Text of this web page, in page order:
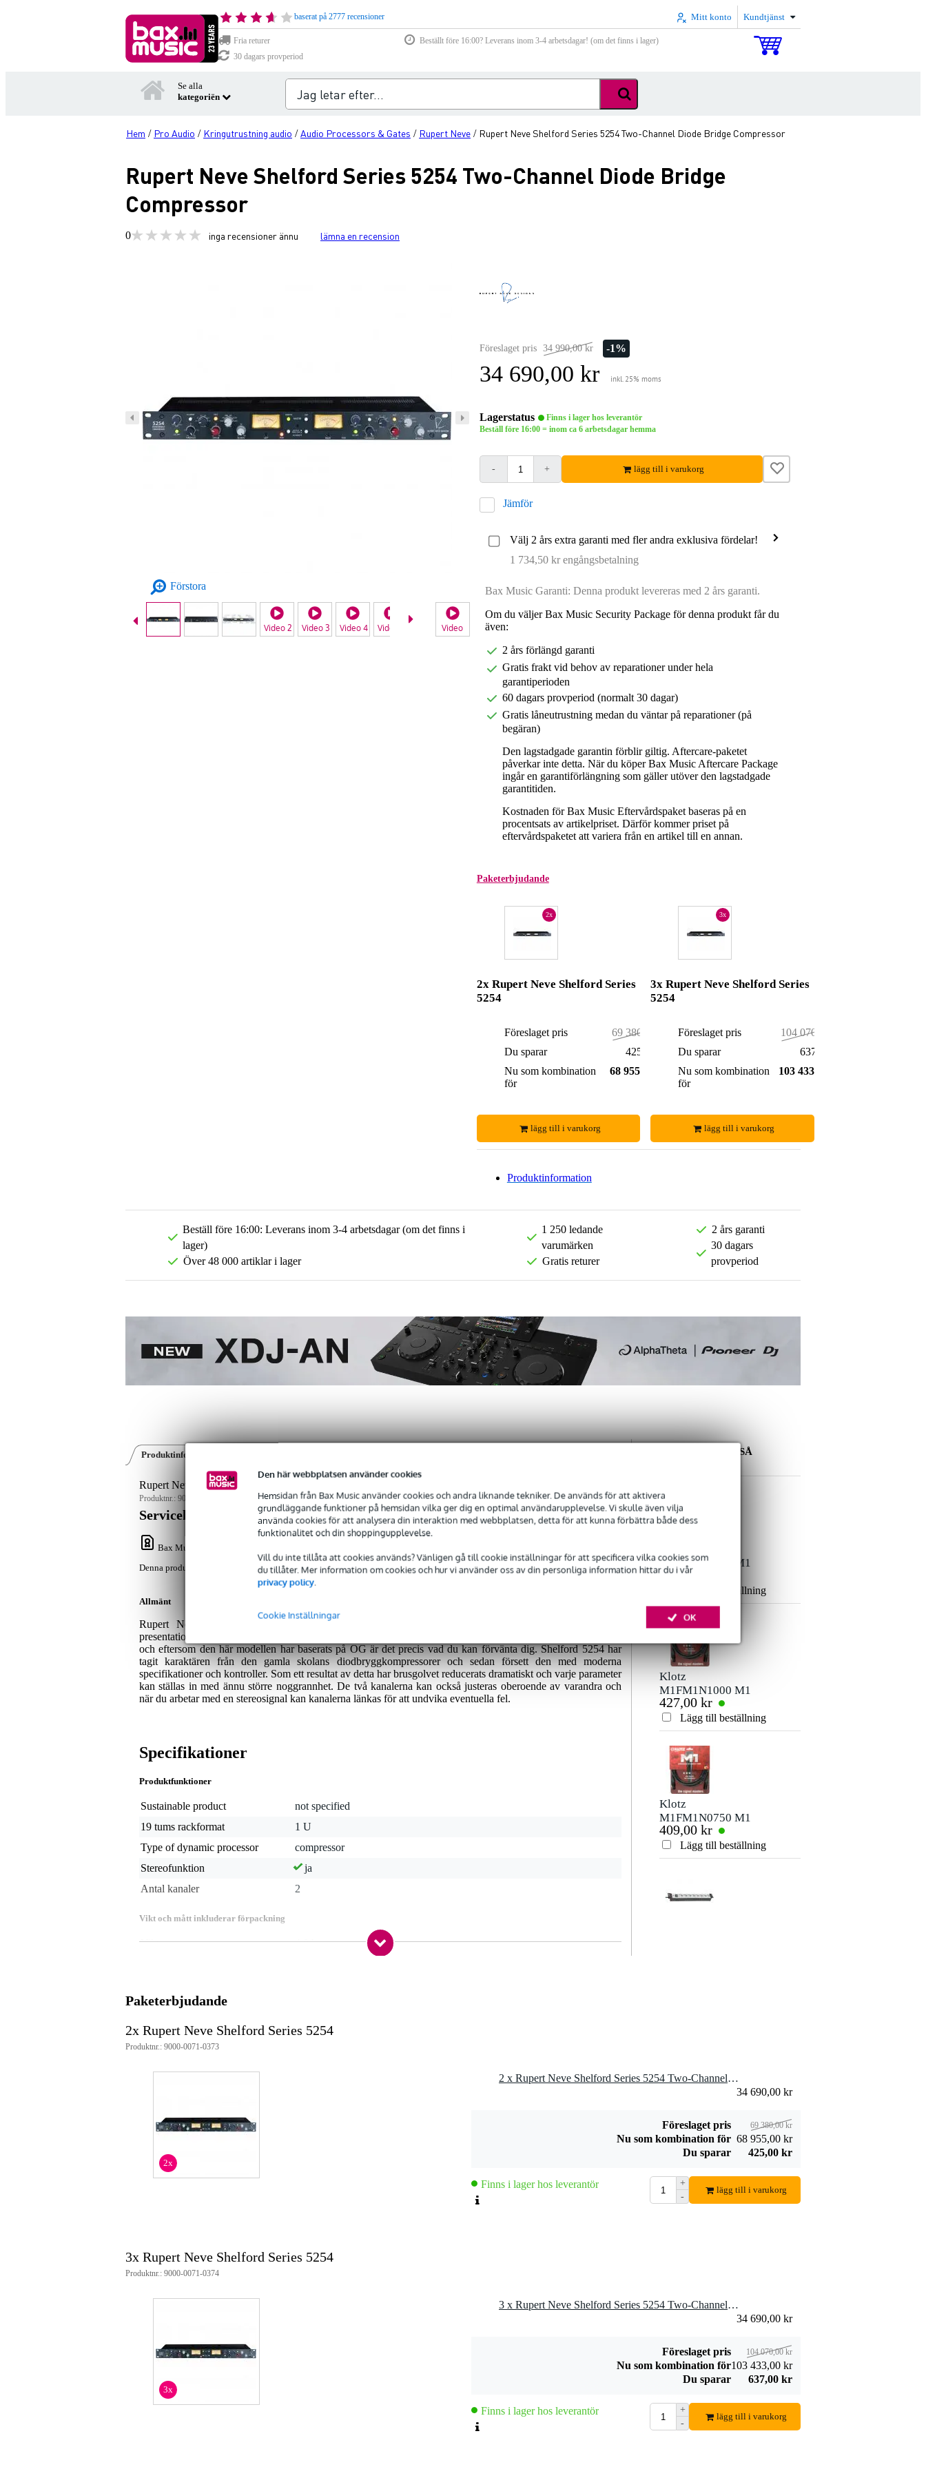
Den här webbplatsen använder cookies
Hemsidan från Bax Music använder cookies och andra liknande tekniker. De används för att aktivera
grundläggande funktioner på hemsidan vilka ger dig en optimal användarupplevelse. Vi skulle även vilja
använda cookies för att analysera din interaktion med webbplatsen, detta för att kunna förbättra både dess
funktionalitet och din shoppingupplevelse.
Vill du inte tillåta att cookies används? Vänligen gå till cookie inställningar för att specificera vilka cookies som
du tillåter. Mer information om cookies och hur vi använder oss av din personliga information hittar du i vår
privacy policy.
OK
Cookie Inställningar
baserat på 2777 recensioner Mitt konto Kundtjänst
Fria returer
Beställt före 16:00? Leverans inom 3-4 arbetsdagar! (om det finns i lager)
30 dagars provperiod
Se alla
kategoriën
Hem / Pro Audio / Kringutrustning audio /Audio Processors & Gates / Rupert Neve / Rupert Neve Shelford Series 5254 Two-Channel Diode Bridge Compressor
Rupert Neve Shelford Series 5254 Two-Channel Diode Bridge
Compressor
0 inga recensioner ännu lämna en recension
Förstora
Video
Video 2 Video 3 Video 4 Video 5 Video 6 Video 7 Video 8
Föreslaget pris 34 990,00 kr -1%
34 690,00 kr inkl. 25% moms
Lagerstatus
Finns i lager hos leverantör
Beställ före 16:00 = inom ca 6 arbetsdagar hemma
- + lägg till i varukorg
Jämför
Välj 2 års extra garanti med fler andra exklusiva fördelar!
1 734,50 kr engångsbetalning
Bax Music Garanti: Denna produkt levereras med 2 års garanti.
Om du väljer Bax Music Security Package för denna produkt får du
även:
2 års förlängd garanti
Gratis frakt vid behov av reparationer under hela
garantiperioden
60 dagars provperiod (normalt 30 dagar)
Gratis låneutrustning medan du väntar på reparationer (på
begäran)
Den lagstadgade garantin förblir giltig. Aftercare-paketet
påverkar inte detta. När du köper Bax Music Aftercare Package
ingår en garantiförlängning som gäller utöver den lagstadgade
garantitiden.
Kostnaden för Bax Music Eftervårdspaket baseras på en
procentsats av artikelpriset. Därför kommer priset på
eftervårdspaketet att variera från en artikel till en annan.
Paketerbjudande
2x
2x Rupert Neve Shelford Series
5254
Föreslaget pris
69 380,00 kr
Du sparar
425,00 kr
Nu som kombination
för
68 955,00 kr
lägg till i varukorg
3x
3x Rupert Neve Shelford Series
5254
Föreslaget pris
104 070,00 kr
Du sparar
637,00 kr
Nu som kombination
för
103 433,00 kr
lägg till i varukorg
Produktinformation
Beställ före 16:00: Leverans inom 3-4 arbetsdagar (om det finns i
lager)
Över 48 000 artiklar i lager
1 250 ledande
varumärken
Gratis returer
2 års garanti
30 dagars
provperiod
Produktinformation
Rupert Neve Shelford Series 5254 Two-Channel Diode Bridge Compressor
Produktnr.: 9000-0071-0354
Servicelöfte
Bax Music Garanti
Denna produkt levereras med 2 års garanti.
Allmänt
Rupert Neve Shelford Series 5254 tvåkanals diodbryggkompressor behöver knappast någon närmare
presentation. De som är insatta känner redan till "punch" och "lim" hos den moderna klassikern Neve 2254,
och eftersom den här modellen har baserats på OG är det precis vad du kan förvänta dig. Shelford 5254 har
tagit karaktären från den gamla skolans diodbryggkompressorer och sedan försett den med moderna
specifikationer och kontroller. Som ett resultat av detta har brusgolvet reducerats dramatiskt och varje parameter
kan ställas in med ännu större noggrannhet. De två kanalerna kan också justeras oberoende av varandra och
när du arbetar med en stereosignal kan kanalerna länkas för att undvika eventuella fel.
Specifikationer
Produktfunktioner
Sustainable product
not specified
19 tums rackformat
1 U
Type of dynamic processor
compressor
Stereofunktion
ja
Antal kanaler
2
Vikt och mått inkluderar förpackning
Vikt(inkl. förpackning)
4,0 kg
Produktspecifikationer
tvåkanals diodbryggkompressor
baserad på den berömda Neve 2254-kompressorn
inställningar:
blandning
Make up-förstärkning
2 x sändning i sidokedja (TRS)
ANDRA KÖPTE OCKSÅ
M1FM1N0500 M1
Prime Neutrik XLR
mikrofonkabel 5
meter
363,00 kr
Lägg till beställning
Klotz
M1FM1N1000 M1
Prime
mikrofonkabel 10
m med
Neutrikkontakter
427,00 kr
Lägg till beställning
Klotz
M1FM1N0750 M1
Neutrik XLR 3P –
XLR 3P
mikrofonkabel 7,5
409,00 kr
Lägg till beställning
Paketerbjudande
2x Rupert Neve Shelford Series 5254
Produktnr.: 9000-0071-0373
2x
2 x Rupert Neve Shelford Series 5254 Two-Channel Diode Bridge Compressor
34 690,00 kr
Föreslaget pris 69 380,00 kr
Nu som kombination för 68 955,00 kr
Du sparar
425,00 kr
Finns i lager hos leverantör
+
-
lägg till i varukorg
3x Rupert Neve Shelford Series 5254
Produktnr.: 9000-0071-0374
3x
3 x Rupert Neve Shelford Series 5254 Two-Channel Diode Bridge Compressor
34 690,00 kr
Föreslaget pris 104 070,00 kr
Nu som kombination för103 433,00 kr
Du sparar
637,00 kr
Finns i lager hos leverantör
+
-
lägg till i varukorg